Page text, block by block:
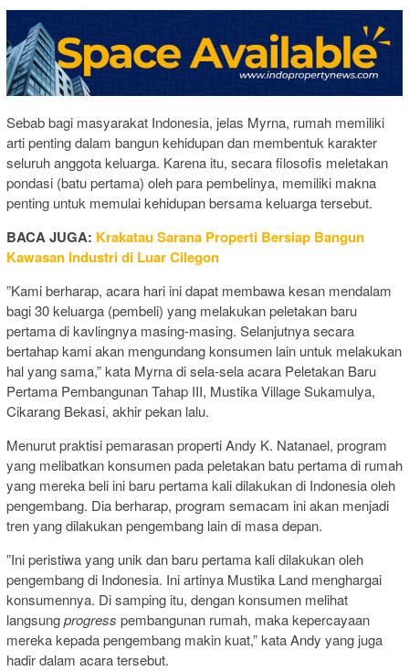
Sebab bagi masyarakat Indonesia, jelas Myrna, rumah memiliki
arti penting dalam bangun kehidupan dan membentuk karakter
seluruh anggota keluarga. Karena itu, secara filosofis meletakan
pondasi (batu pertama) oleh para pembelinya, memiliki makna
penting untuk memulai kehidupan bersama keluarga tersebut.
BACA JUGA: Krakatau Sarana Properti Bersiap Bangun
Kawasan Industri di Luar Cilegon
”Kami berharap, acara hari ini dapat membawa kesan mendalam
bagi 30 keluarga (pembeli) yang melakukan peletakan baru
pertama di kavlingnya masing-masing. Selanjutnya secara
bertahap kami akan mengundang konsumen lain untuk melakukan
hal yang sama,” kata Myrna di sela-sela acara Peletakan Baru
Pertama Pembangunan Tahap III, Mustika Village Sukamulya,
Cikarang Bekasi, akhir pekan lalu.
Menurut praktisi pemarasan properti Andy K. Natanael, program
yang melibatkan konsumen pada peletakan batu pertama di rumah
yang mereka beli ini baru pertama kali dilakukan di Indonesia oleh
pengembang. Dia berharap, program semacam ini akan menjadi
tren yang dilakukan pengembang lain di masa depan.
”Ini peristiwa yang unik dan baru pertama kali dilakukan oleh
pengembang di Indonesia. Ini artinya Mustika Land menghargai
konsumennya. Di samping itu, dengan konsumen melihat
langsungprogress pembangunan rumah, maka kepercayaan
mereka kepada pengembang makin kuat,” kata Andy yang juga
hadir dalam acara tersebut.